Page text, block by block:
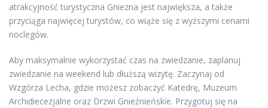
atrakcyjność turystyczna Gniezna jest największa, a także
przyciąga najwięcej turystów, co wiąże się z wyższymi cenami
noclegów.
Aby maksymalnie wykorzystać czas na zwiedzanie, zaplanuj
zwiedzanie na weekend lub dłuższą wizytę. Zaczynaj od
Wzgórza Lecha, gdzie możesz zobaczyć Katedrę, Muzeum
Archidiecezjalne oraz Drzwi Gnieźnieńskie. Przygotuj się na